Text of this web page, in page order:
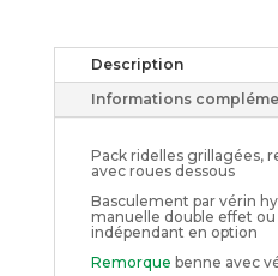
Description
Informations
Pack ridelles grillagées,
avec roues dessous
Basculement par vérin
manuelle double effet
indépendant en option
Remorque benne avec